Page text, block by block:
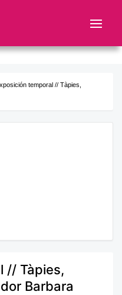
temporal // Tàpies,
// Tàpies,
Barbara